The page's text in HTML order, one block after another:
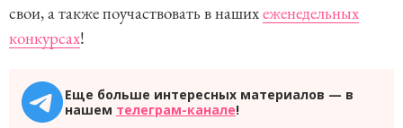
свои, а также поучаствовать в нашихеженедельных
конкурсах!
Еще больше интересных материалов — в
нашем телеграм-канале!